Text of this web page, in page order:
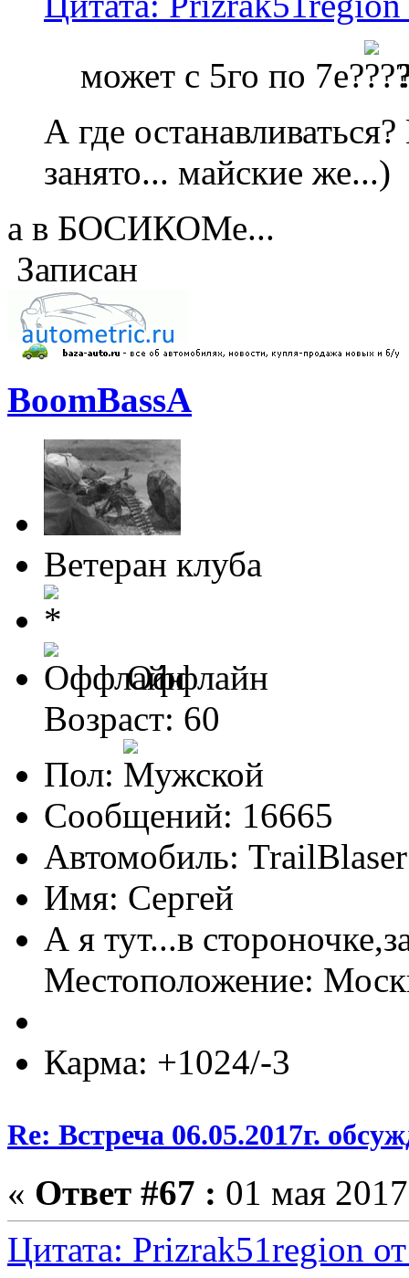
может с 5го по 7е?
А где
занято... майские же...)
а в БОСИКОМе...
Записан
BoomBassA
Ветеран клуба
Оффлайн
Возраст: 60
Пол:
Сообщений: 16665
Автомобиль:
Имя: Сергей
А я тут...в
Местоположение:
Карма: +1024/-3
Re: Встреча 06.05.2017г.
« Ответ #67 : 01 мая
Цитата: Prizrak51region